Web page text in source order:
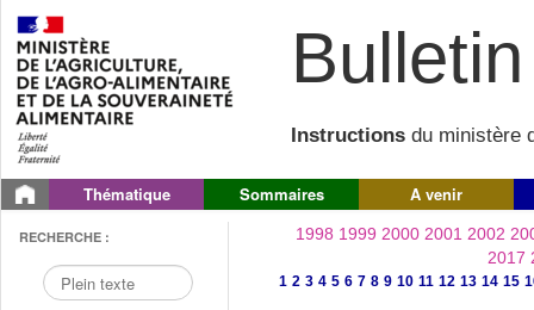
Instructions du ministère
Thématique Sommaires A venir
RECHERCHE : 1998 1999 2000 2001 2002
2017
1 2 3 4 5 6 7 8 9 10 11 12 13 14 15